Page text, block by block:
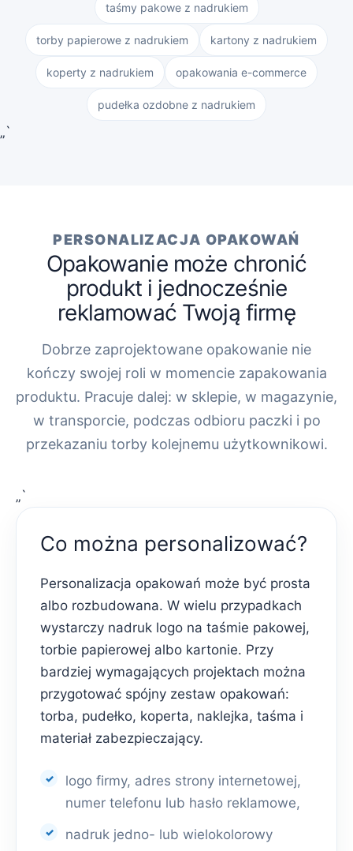
taśmy pakowe z nadrukiem
torby papierowe z nadrukiem kartony z nadrukiem
koperty z nadrukiem opakowania e-commerce
pudełka ozdobne z nadrukiem
„`
PERSONALIZACJA OPAKOWAŃ
Opakowanie może chronić
produkt i jednocześnie
reklamować Twoją firmę
Dobrze zaprojektowane opakowanie nie
kończy swojej roli w momencie zapakowania
produktu. Pracuje dalej: w sklepie, w magazynie,
w transporcie, podczas odbioru paczki i po
przekazaniu torby kolejnemu użytkownikowi.
„`
Co można personalizować?
Personalizacja opakowań może być prosta
albo rozbudowana. W wielu przypadkach
wystarczy nadruk logo na taśmie pakowej,
torbie papierowej albo kartonie. Przy
bardziej wymagających projektach można
przygotować spójny zestaw opakowań:
torba, pudełko, koperta, naklejka, taśma i
materiał zabezpieczający.
logo firmy, adres strony internetowej,
numer telefonu lub hasło reklamowe,
nadruk jedno- lub wielokolorowy